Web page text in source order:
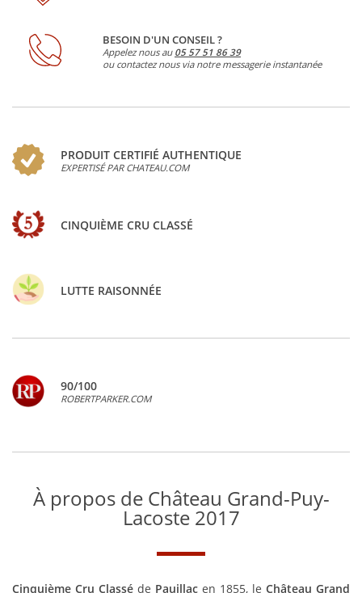
BESOIN D'UN CONSEIL ?
Appelez nous au 05 57 51 86 39
ou contactez nous via notre messagerie instantanée
PRODUIT CERTIFIÉ AUTHENTIQUE
EXPERTISÉ PAR CHATEAU.COM
CINQUIÈME CRU CLASSÉ
LUTTE RAISONNÉE
90/100
ROBERTPARKER.COM
À propos de Château Grand-Puy-
Lacoste 2017
Cinquième Cru Classé de Pauillac en 1855, le Château Grand